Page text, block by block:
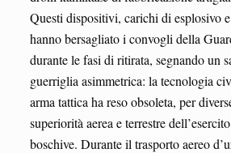
Questi dispositivi, carichi di esplosivo
hanno bersagliato i convogli della
durante le fasi di ritirata, segnando un
guerriglia asimmetrica: la tecnologia
arma tattica ha reso obsoleta, per
superiorità aerea e terrestre
boschive. Durante il trasporto aereo